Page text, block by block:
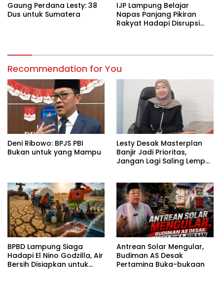
Gaung Perdana Lesty: 38
Dus untuk Sumatera
IJP Lampung Belajar
Napas Panjang Pikiran
Rakyat Hadapi Disrupsi
Recommendation for You
Deni Ribowo: BPJS PBI
Bukan untuk yang Mampu
Lesty Desak Masterplan
Banjir Jadi Prioritas,
Jangan Lagi Saling Lempar
BPBD Lampung Siaga
Hadapi El Nino Godzilla, Air
Bersih Disiapkan untuk
Antrean Solar Mengular,
Budiman AS Desak
Pertamina Buka-bukaan